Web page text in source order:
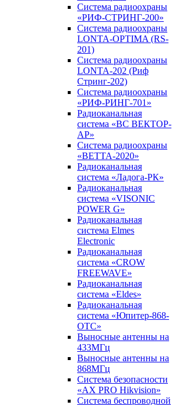
Система радиоохраны
«РИФ-СТРИНГ-200»
Система радиоохраны
LONTA-OPTIMA (RS-
201)
Система радиоохраны
LONTA-202 (Риф
Стринг-202)
Система радиоохраны
«РИФ-РИНГ-701»
Радиоканальная
система «ВС ВЕКТОР-
АР»
Система радиоохраны
«ВЕТТА-2020»
Радиоканальная
система «Ладога-РК»
Радиоканальная
система «VISONIC
POWER G»
Радиоканальная
система Elmes
Electronic
Радиоканальная
система «CROW
FREEWAVE»
Радиоканальная
система «Eldes»
Радиоканальная
система «Юпитер-868-
ОТС»
Выносные антенны на
433МГц
Выносные антенны на
868МГц
Система безопасности
«AX PRO Hikvision»
Система беспроводной